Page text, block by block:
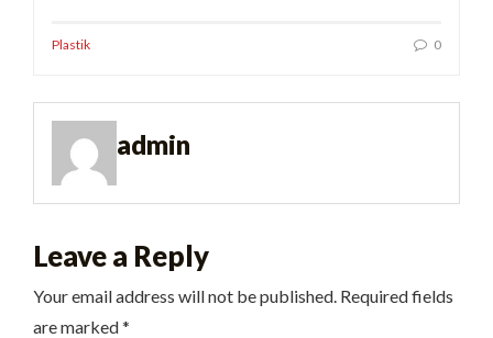
Plastik 0
admin
Leave a Reply
Your email address will not be published. Required fields
are marked*